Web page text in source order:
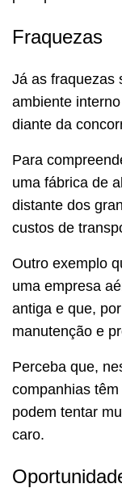
Fraquezas
Já as fraquezas
ambiente
diante da
Para
uma fábrica de
distante dos
custos de
Outro exemplo
uma empresa
antiga e que,
manutenção e
Perceba que,
companhias
podem tentar
caro.